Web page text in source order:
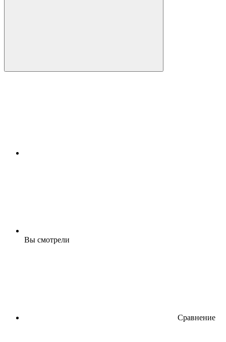
Вы смотрели
Сравнение